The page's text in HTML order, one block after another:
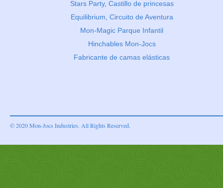
Stars Party, Castillo de princesas
Equilibrium, Circuito de Aventura
Mon-Magic Parque Infantil
Hinchables Mon-Jocs
Fabricante de camas elásticas
© 2020 Mon-Jocs Industries. All Rights Reserved.